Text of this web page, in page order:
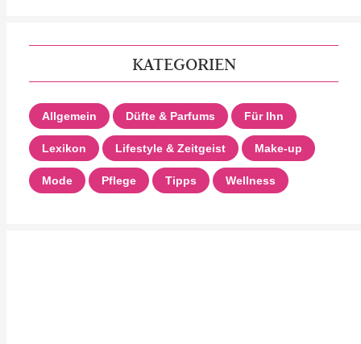
KATEGORIEN
Allgemein Düfte & Parfums Für Ihn
Lexikon Lifestyle & Zeitgeist Make-up
Mode Pflege Tipps Wellness